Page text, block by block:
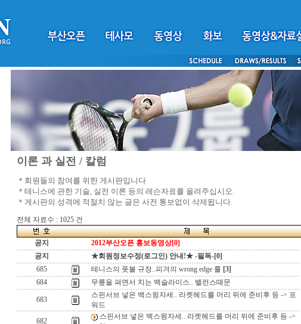
이론 과 실전 / 칼럼
＊회원들의 참여를 위한 게시판입니다
＊테니스에 관한 기술, 실전 이론 등의 레슨자료를 올려주십시오.
＊게시판의 성격에 적절치 않는 글은 사전 통보없이 삭제됩니다.
전체 자료수 : 1025 건
공지 2012부산오픈 홍보동영상[0]
공지
★회원정보수정(로그인) 안내!★ -필독-[0]
685
테니스의 풋볼 규정..피겨의 wrong edge 룰 [3]
684
무릎을 펴면서 치는 백슬라이스.. 밸런스때문
683
스핀서브 넣은 백스윙자세.. 라켓헤드를 머리 뒤에 준비후 등 -> 포
워드
682
스핀서브 넣은 백스윙자세.. 라켓헤드를 머리 뒤에 준비후 등 ->